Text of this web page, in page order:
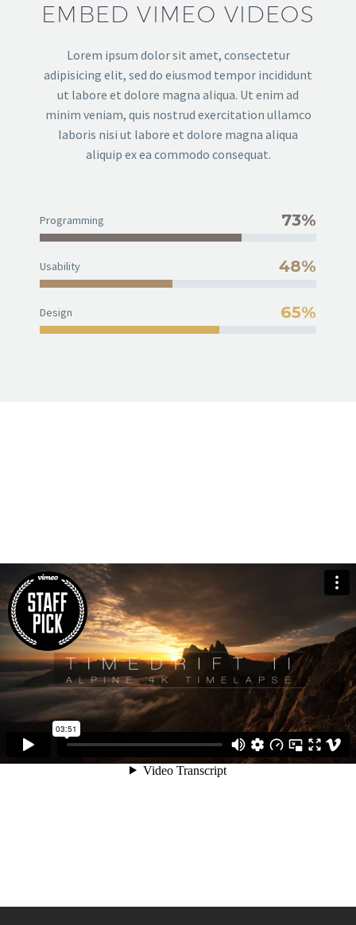
EMBED VIMEO VIDEOS
Lorem ipsum dolor sit amet, consectetur
adipisicing elit, sed do eiusmod tempor incididunt
ut labore et dolore magna aliqua. Ut enim ad
minim veniam, quis nostrud exercitation ullamco
laboris nisi ut labore et dolore magna aliqua
aliquip ex ea commodo consequat.
Programming 73%
Usability 48%
Design 65%